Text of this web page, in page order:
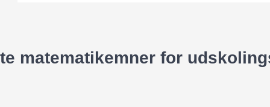
matematikemner for